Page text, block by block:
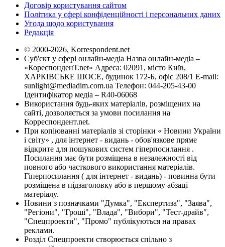
Договір користування сайтом
Політика у сфері конфіденційності і персональних даних
Угода щодо користування
Редакція
© 2000-2026, Korrespondent.net
Суб'єкт у сфері онлайн-медіа Назва онлайн-медіа –
«КореспонденТ.net» Адреса: 02091, місто Київ,
ХАРКІВСЬКЕ ШОСЕ, будинок 172-Б, офіс 208/1 E-mail:
sunlight@mediadim.com.ua Телефон: 044-205-43-00
Ідентифікатор медіа – R40-06068
Використання будь-яких матеріалів, розміщених на
сайті, дозволяється за умови посилання на
Корреспондент.net.
При копіюванні матеріалів зі сторінки « Новини України
і світу» , для інтернет - видань - обов'язкове пряме
відкрите для пошукових систем гіперпосилання .
Посилання має бути розміщена в незалежності від
повного або часткового використання матеріалів.
Гіперпосилання ( для інтернет - видань) - повинна бути
розміщена в підзаголовку або в першому абзаці
матеріалу.
Новини з позначками "Думка", "Експертиза", "Заява",
"Регіони", "Гроші", "Влада", "Вибори", "Тест-драйв",
"Спецпроекти", "Промо" публікуються на правах
реклами.
Розділ Спецпроекти створюється спільно з